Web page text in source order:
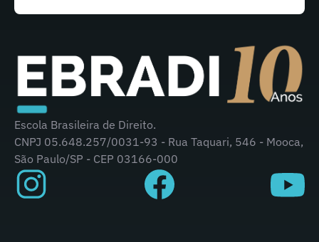
Escola Brasileira de Direito.
CNPJ 05.648.257/0031-93 - Rua Taquari, 546 - Mooca,
São Paulo/SP - CEP 03166-000